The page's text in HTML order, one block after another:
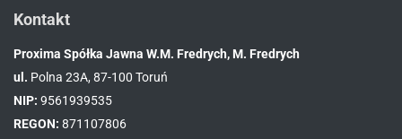
Kontakt
Proxima Spółka Jawna W.M. Fredrych, M. Fredrych
ul. Polna 23A, 87-100 Toruń
NIP: 9561939535
REGON: 871107806